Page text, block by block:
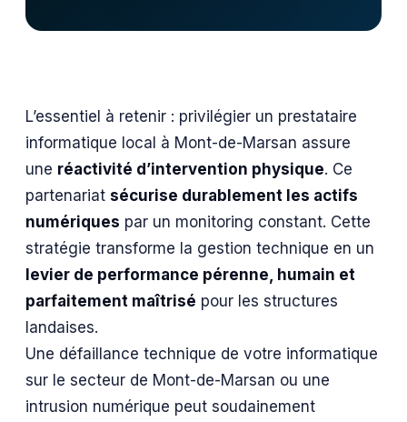
L’essentiel à retenir : privilégier un prestataire
informatique local à Mont-de-Marsan assure
une réactivité d’intervention physique. Ce
partenariat sécurise durablement les actifs
numériques par un monitoring constant. Cette
stratégie transforme la gestion technique en un
levier de performance pérenne, humain et
parfaitement maîtrisé pour les structures
landaises.
Une défaillance technique de votre informatique
sur le secteur de Mont-de-Marsan ou une
intrusion numérique peut soudainement